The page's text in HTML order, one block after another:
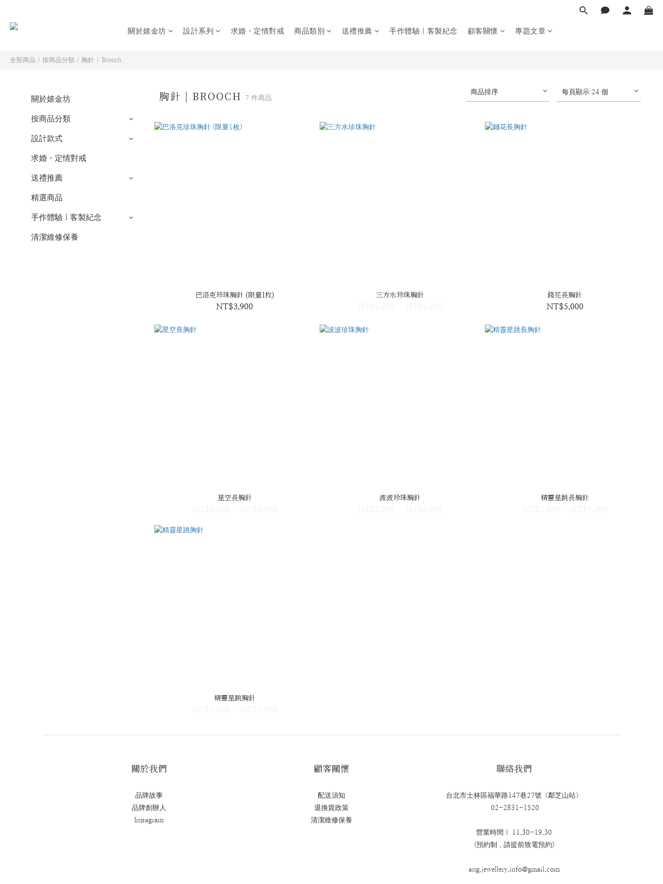
關於嬉金坊 設計系列 求婚・定情對戒 商品類別 送禮推薦 手作體驗｜客製紀念 顧客關懷 專題文章
全部商品 / 按商品分類 / 胸針 | Brooch
關於嬉金坊
按商品分類
設計款式
求婚・定情對戒
送禮推薦
精選商品
手作體驗｜客製紀念
清潔維修保養
胸針 | BROOCH 7 件商品
商品排序 每頁顯示 24 個
巴洛克珍珠胸針 (限量1枚)
NT$3,900
三方水珍珠胸針 錢花長胸針
NT$5,000
星空長胸針 波波珍珠胸針 精靈星跳長胸針
精靈星跳胸針
關於我們
品牌故事
品牌創辦人
Instagram
顧客關懷
配送須知
退換貨政策
清潔維修保養
聯絡我們
台北市士林區福華路147巷27號（鄰芝山站）
02-2831-1520
營業時間｜ 11.30-19.30
(預約制，請提前致電預約)
ang.jewellery.info@gmail.com